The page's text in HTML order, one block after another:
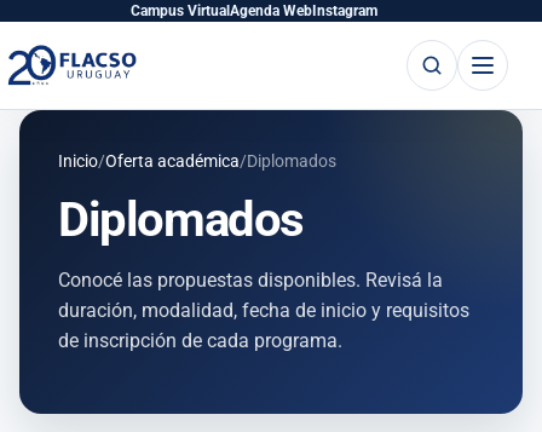
contenido
principal
contenido
Campus VirtualAgenda WebInstagram
BuscarAbrir
menú
Inicio/Oferta académica/Diplomados
Diplomados
Conocé las propuestas disponibles. Revisá la
duración, modalidad, fecha de inicio y requisitos
de inscripción de cada programa.